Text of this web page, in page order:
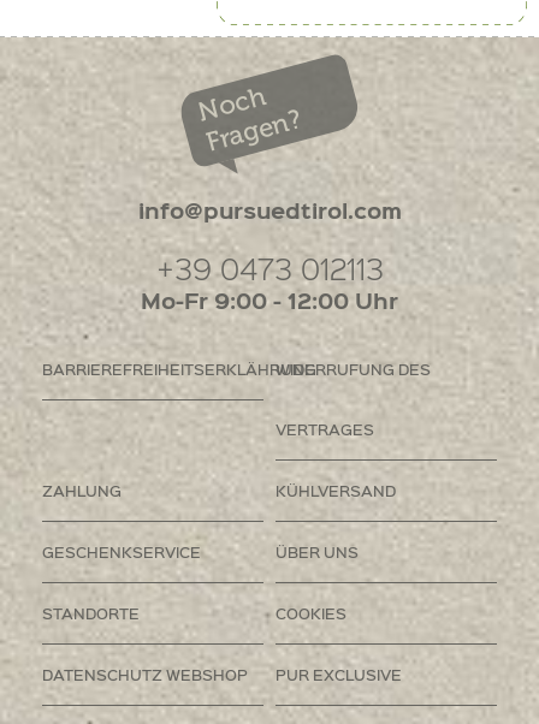
Noch
Fragen?
info@pursuedtirol.com
+39 0473 012113
Mo-Fr 9:00 - 12:00 Uhr
BARRIEREFREIHEITSERKLÄHRUNGWIDERRUFUNG DES
VERTRAGES
ZAHLUNG KÜHLVERSAND
GESCHENKSERVICE ÜBER UNS
STANDORTE COOKIES
DATENSCHUTZ WEBSHOP PUR EXCLUSIVE